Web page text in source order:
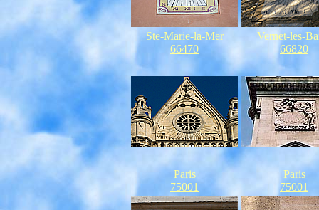
Ste-Marie-la-Mer
66470
Vernet-les-
66820
Paris
75001
Paris
75001